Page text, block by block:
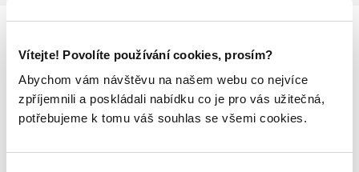
Vítejte! Povolíte používání cookies, prosím?
Abychom vám návštěvu na našem webu co nejvíce
zpříjemnili a poskládali nabídku co je pro vás užitečná,
potřebujeme k tomu váš souhlas se všemi cookies.
Podrobnostio produktu
tréninková mikina pro muže z interlockové tkaniny
poloviční rozepínání na zip